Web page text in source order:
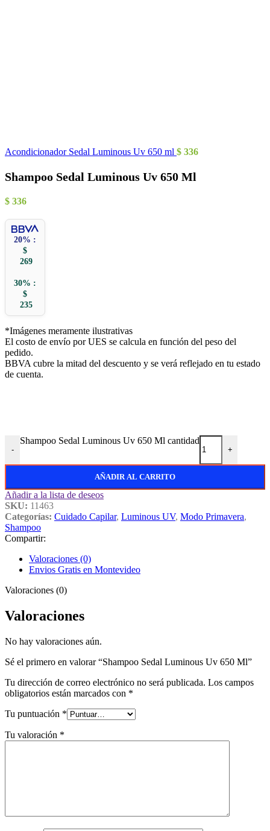
Acondicionador Sedal Luminous Uv 650 ml $ 336
Shampoo Sedal Luminous Uv 650 Ml
$ 336
20% :
$
269
30% :
$
235
*Imágenes meramente ilustrativas
El costo de envío por UES se calcula en función del peso del
pedido.
BBVA cubre la mitad del descuento y se verá reflejado en tu estado
de cuenta.
-
Shampoo Sedal Luminous Uv 650 Ml cantidad
+
AÑADIR AL CARRITO
Añadir a la lista de deseos
SKU: 11463
Categorías: Cuidado Capilar, Luminous UV, Modo Primavera,
Shampoo
Compartir:
Valoraciones (0)
Envios Gratis en Montevideo
Valoraciones (0)
Valoraciones
No hay valoraciones aún.
Sé el primero en valorar “Shampoo Sedal Luminous Uv 650 Ml”
Tu dirección de correo electrónico no será publicada. Los campos
obligatorios están marcados con *
Tu puntuación *
Tu valoración *